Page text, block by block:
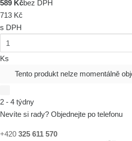
589 Kčbez DPH
713 Kč
s DPH
Ks
Tento produkt nelze momentálně
2 - 4 týdny
Nevíte si rady? Objednejte po telefonu
+420 325 611 570